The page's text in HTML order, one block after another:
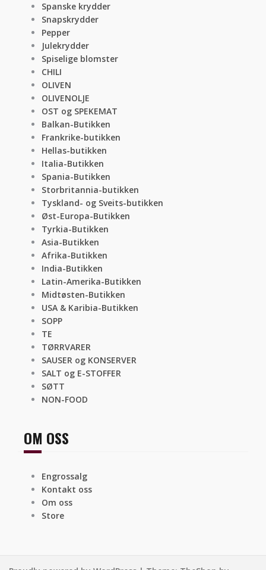
Spanske krydder
Snapskrydder
Pepper
Julekrydder
Spiselige blomster
CHILI
OLIVEN
OLIVENOLJE
OST og SPEKEMAT
Balkan-Butikken
Frankrike-butikken
Hellas-butikken
Italia-Butikken
Spania-Butikken
Storbritannia-butikken
Tyskland- og Sveits-butikken
Øst-Europa-Butikken
Tyrkia-Butikken
Asia-Butikken
Afrika-Butikken
India-Butikken
Latin-Amerika-Butikken
Midtøsten-Butikken
USA & Karibia-Butikken
SOPP
TE
TØRRVARER
SAUSER og KONSERVER
SALT og E-STOFFER
SØTT
NON-FOOD
OM OSS
Engrossalg
Kontakt oss
Om oss
Store